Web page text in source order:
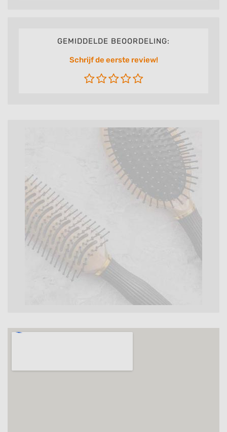
GEMIDDELDE BEOORDELING:
Schrijf de eerste review!